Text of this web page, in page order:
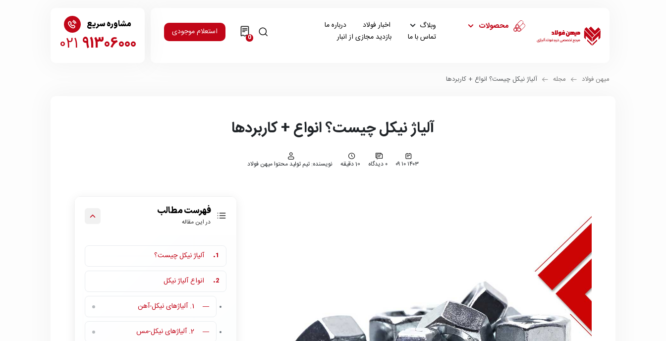
محصولات وبلاگ اخبار فولاد
درباره ما
تماس با ما
بازدید مجازی از انبار 0
استعلام موجودی
مشاوره سریع
021 91306000
آلیاژ نیکل چیست؟ انواع + کاربردها مجله میهن فولاد
آلیاژ نیکل چیست؟ انواع + کاربردها
۱۴۰۳ ۱۰ ۰۹ ۰ دیدگاه 10 دقیقه نویسنده: تیم تولید محتوا میهن فولاد
فهرست مطالب
در این مقاله
1. آلیاژ نیکل چیست؟
2. انواع آلیاژ نیکل
— 1. آلیاژهای نیکل-آهن
— 2. آلیاژهای نیکل-مس